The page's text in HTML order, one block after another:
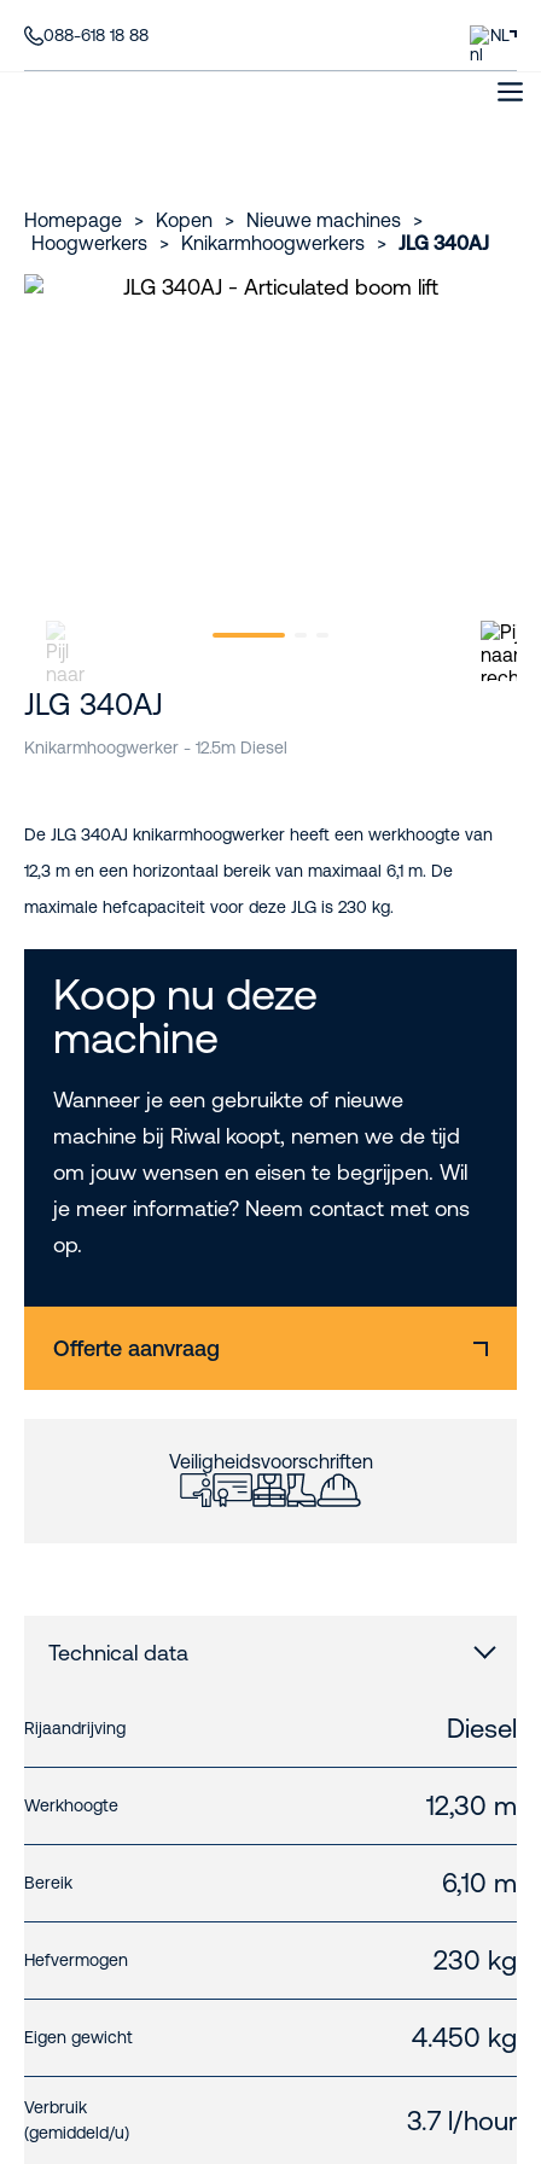
088-618 18 88 NL
Homepage > Kopen > Nieuwe machines
>
Hoogwerkers
> Knikarmhoogwerkers > JLG 340AJ
JLG 340AJ
Knikarmhoogwerker - 12.5m Diesel
De JLG 340AJ knikarmhoogwerker heeft een werkhoogte van
12,3 m en een horizontaal bereik van maximaal 6,1 m. De
maximale hefcapaciteit voor deze JLG is 230 kg.
Koop nu deze
machine
Wanneer je een gebruikte of nieuwe
machine bij Riwal koopt, nemen we de tijd
om jouw wensen en eisen te begrijpen. Wil
je meer informatie? Neem contact met ons
op.
Offerte aanvraag
Veiligheidsvoorschriften
Technical data
Rijaandrijving Diesel
Werkhoogte 12,30 m
Bereik 6,10 m
Hefvermogen 230 kg
Eigen gewicht 4.450 kg
Verbruik
(gemiddeld/u)
3.7 l/hour